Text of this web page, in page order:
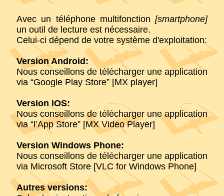
Avec un téléphone multifonction [smartphone]
un outil de lecture est nécessaire.
Celui-ci dépend de votre système d'exploitation:
Version Android:
Nous conseillons de télécharger une application
via “Google Play Store” [MX player]
Version iOS:
Nous conseillons de télécharger une application
via “l’App Store” [MX Video Player]
Version Windows Phone:
Nous conseillons de télécharger une application
via Microsoft Store [VLC for Windows Phone]
Autres versions: